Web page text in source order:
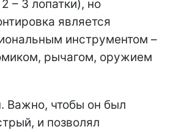
– 3 лопатки), но
является
инструментом –
рычагом, оружием
Важно, чтобы он был
и позволял